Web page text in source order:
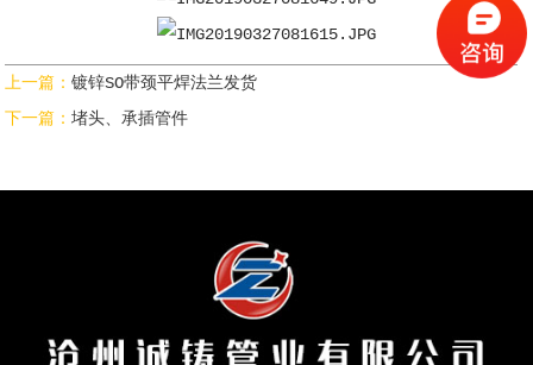
上一篇：镀锌SO带颈平焊法兰发货
下一篇：堵头、承插管件